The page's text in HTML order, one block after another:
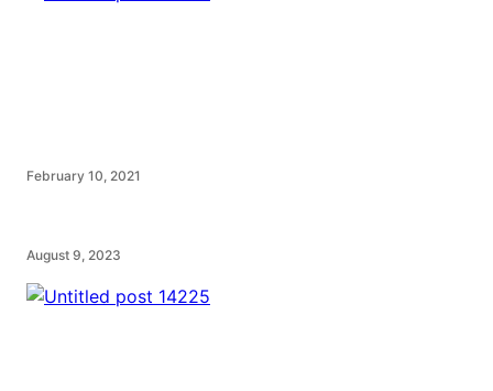
February 10, 2021
August 9, 2023